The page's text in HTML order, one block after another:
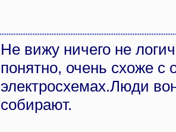
Не вижу ничего не
понятно, очень схоже
электросхемах.Люди
собирают.